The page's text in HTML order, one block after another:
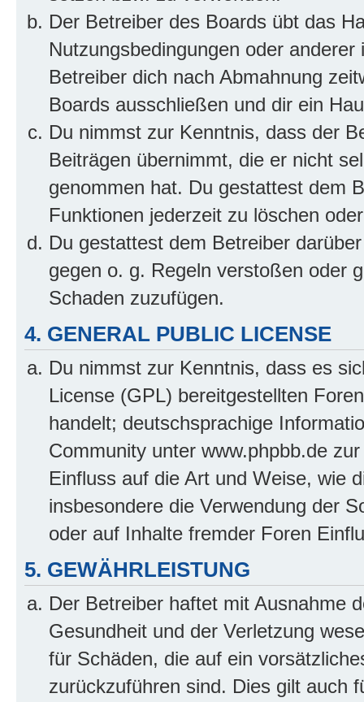
Der Betreiber des Boards übt das
Nutzungsbedingungen oder
Betreiber dich nach Abmahnung
Boards ausschließen und dir ein
Du nimmst zur Kenntnis, dass der
Beiträgen übernimmt, die er nicht
genommen hat. Du gestattest dem
Funktionen jederzeit zu löschen
Du gestattest dem Betreiber
gegen o. g. Regeln verstoßen oder
Schaden zuzufügen.
4. GENERAL PUBLIC LICENSE
Du nimmst zur Kenntnis, dass es
License (GPL) bereitgestellten
handelt; deutschsprachige
Community unter www.phpbb.de
Einfluss auf die Art und Weise, wie
insbesondere die Verwendung der
oder auf Inhalte fremder Foren
5. GEWÄHRLEISTUNG
Der Betreiber haftet mit Ausnahme
Gesundheit und der Verletzung
für Schäden, die auf ein
zurückzuführen sind. Dies gilt auch